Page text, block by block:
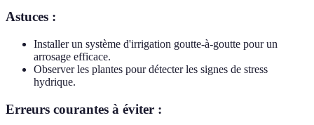
Astuces :
Installer un système d'irrigation goutte-à-goutte pour un
arrosage efficace.
Observer les plantes pour détecter les signes de stress
hydrique.
Erreurs courantes à éviter :